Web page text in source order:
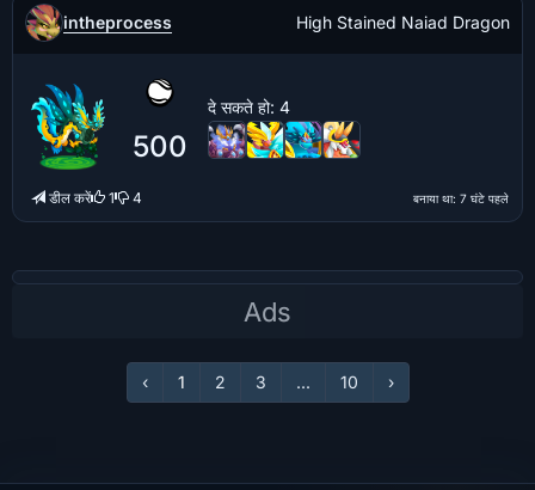
intheprocess High Stained Naiad Dragon
500
दे सकते हो: 4
बनाया था: 7 घंटे पहले
डील करें 1 4
‹ 1 2 3 ... 10 ›